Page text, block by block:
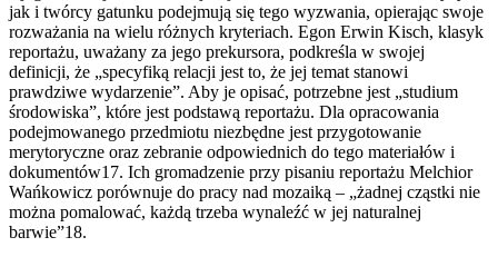
jak i twórcy gatunku podejmują się tego wyzwania, opierając swoje
rozważania na wielu różnych kryteriach. Egon Erwin Kisch, klasyk
reportażu, uważany za jego prekursora, podkreśla w swojej
definicji, że „specyfiką relacji jest to, że jej temat stanowi
prawdziwe wydarzenie”. Aby je opisać, potrzebne jest „studium
środowiska”, które jest podstawą reportażu. Dla opracowania
podejmowanego przedmiotu niezbędne jest przygotowanie
merytoryczne oraz zebranie odpowiednich do tego materiałów i
dokumentów17. Ich gromadzenie przy pisaniu reportażu Melchior
Wańkowicz porównuje do pracy nad mozaiką – „żadnej cząstki nie
można pomalować, każdą trzeba wynaleźć w jej naturalnej
barwie”18.